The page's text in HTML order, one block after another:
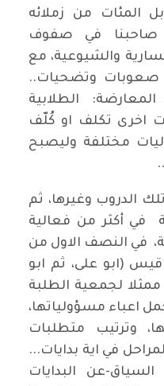
المئات من زملائه
صاحبنا في صفوف
والشيوعية، مع
صعوبات وتضحيات..
الطلابية
اخرى تكلف او كُلّف
مختلفة وليصبح
الدروب وغيرها، ثم
في أكثر من فعالية
في النصف الاول من
قيس (ابو على، ثم ابو
ممثلا لجمعية الطلبة
اعباء مسؤولياتها،
وترتيب متطلبات
في اية بدايات...
عن البدايات